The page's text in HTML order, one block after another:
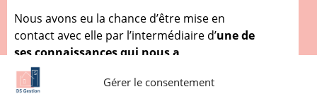
Gérer le consentement
Nous avons eu la chance d’être mise en
contact avec elle par l’intermédiaire d’une de
ses connaissances qui nous a
recommandé
heureux de la savoir satisfaite de nos